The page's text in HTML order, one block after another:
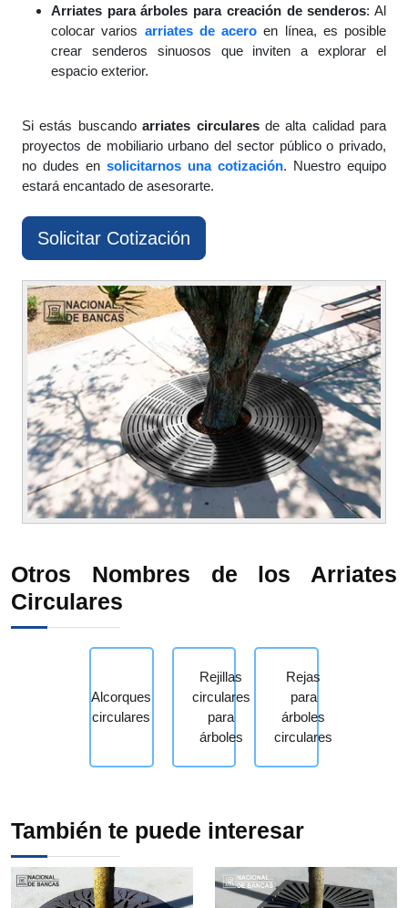
Arriates para árboles para creación de senderos: Al
colocar varios arriates de acero en línea, es posible
crear senderos sinuosos que inviten a explorar el
espacio exterior.
Si estás buscandoarriates circularesde alta calidad para
proyectos de mobiliario urbano del sector público o privado,
no dudes en solicitarnos una cotización. Nuestro equipo
estará encantado de asesorarte.
Solicitar Cotización
Otros Nombres de los Arriates
Circulares
Alcorques
circulares
Rejillas
circulares
para
árboles
Rejas
para
árboles
circulares
También te puede interesar